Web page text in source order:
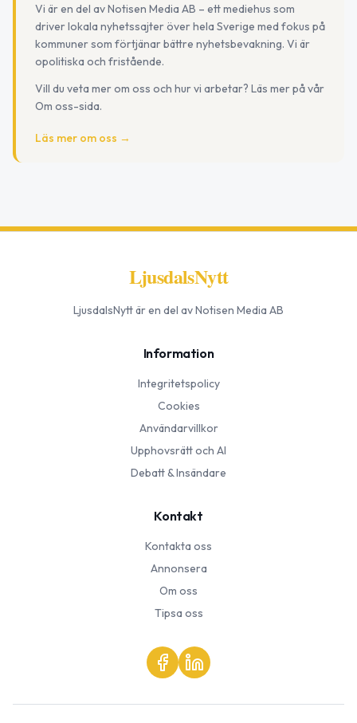
Vi är en del av Notisen Media AB – ett mediehus som
driver lokala nyhetssajter över hela Sverige med fokus på
kommuner som förtjänar bättre nyhetsbevakning. Vi är
opolitiska och fristående.
Vill du veta mer om oss och hur vi arbetar? Läs mer på vår
Om oss-sida.
Läs mer om oss →
LjusdalsNytt
LjusdalsNyttär en del av Notisen Media AB
Information
Integritetspolicy
Cookies
Användarvillkor
Upphovsrätt och AI
Debatt & Insändare
Kontakt
Kontakta oss
Annonsera
Om oss
Tipsa oss